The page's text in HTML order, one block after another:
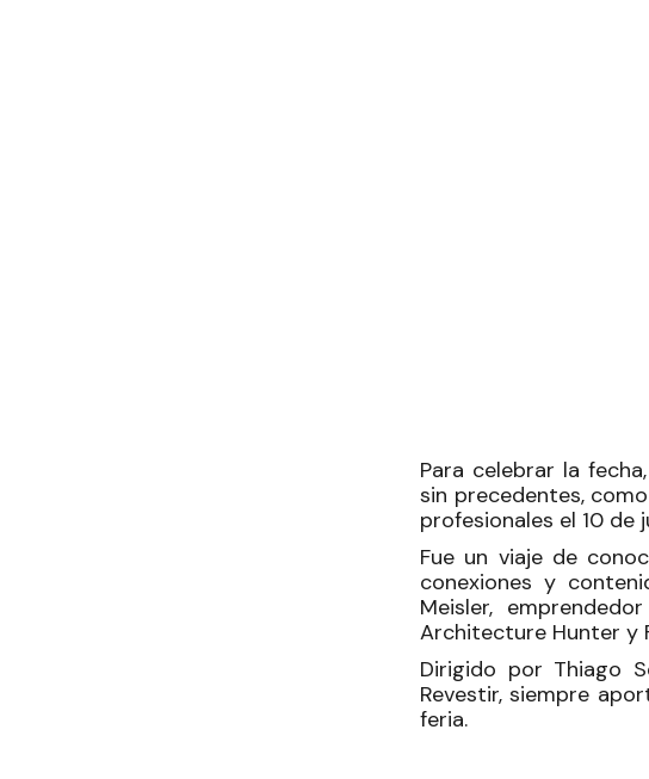
Para celebrar la
sin precedentes,
profesionales el 10 de
Fue un viaje de
conexiones y
Meisler,
Architecture Hunter y
Dirigido por Thiago
Revestir, siempre
feria.